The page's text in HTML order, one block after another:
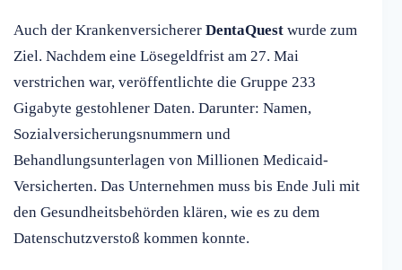
Auch der Krankenversicherer DentaQuest wurde zum
Ziel. Nachdem eine Lösegeldfrist am 27. Mai
verstrichen war, veröffentlichte die Gruppe 233
Gigabyte gestohlener Daten. Darunter: Namen,
Sozialversicherungsnummern und
Behandlungsunterlagen von Millionen Medicaid-
Versicherten. Das Unternehmen muss bis Ende Juli mit
den Gesundheitsbehörden klären, wie es zu dem
Datenschutzverstoß kommen konnte.